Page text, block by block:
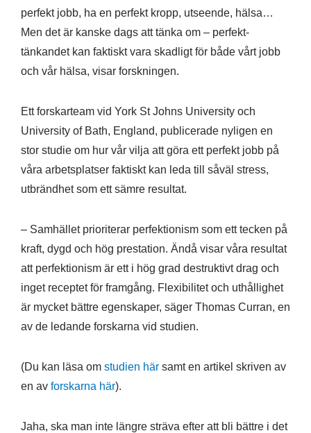
perfekt jobb, ha en perfekt kropp, utseende, hälsa…
Men det är kanske dags att tänka om – perfekt-
tänkandet kan faktiskt vara skadligt för både vårt jobb
och vår hälsa, visar forskningen.
Ett forskarteam vid York St Johns University och
University of Bath, England, publicerade nyligen en
stor studie om hur vår vilja att göra ett perfekt jobb på
våra arbetsplatser faktiskt kan leda till såväl stress,
utbrändhet som ett sämre resultat.
– Samhället prioriterar perfektionism som ett tecken på
kraft, dygd och hög prestation. Ändå visar våra resultat
att perfektionism är ett i hög grad destruktivt drag och
inget receptet för framgång. Flexibilitet och uthållighet
är mycket bättre egenskaper, säger Thomas Curran, en
av de ledande forskarna vid studien.
(Du kan läsa om studien här samt en artikel skriven av
en av forskarna här).
Jaha, ska man inte längre sträva efter att bli bättre i det